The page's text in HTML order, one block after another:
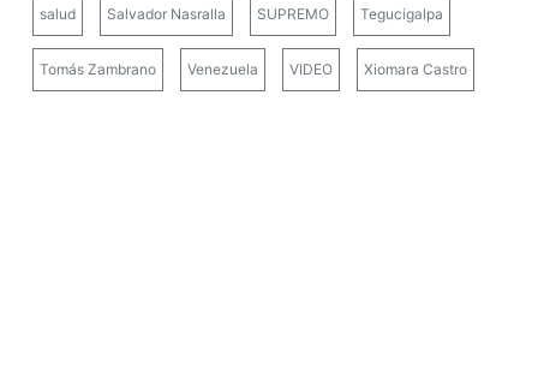
Tomás Zambrano Venezuela VIDEO Xiomara Castro